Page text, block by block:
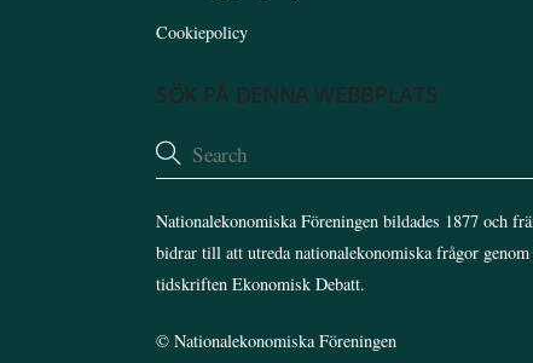
Cookiepolicy
SÖK PÅ DENNA WEBBPLATS
Nationalekonomiska Föreningen bildades 1877 och
bidrar till att utreda nationalekonomiska frågor
tidskriften Ekonomisk Debatt.
©Nationalekonomiska Föreningen